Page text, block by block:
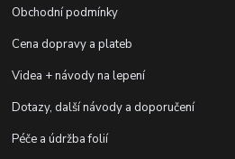
Obchodní podmínky
Cena dopravy a plateb
Videa + návody na lepení
Dotazy, další návody a doporučení
Péče a údržba folií